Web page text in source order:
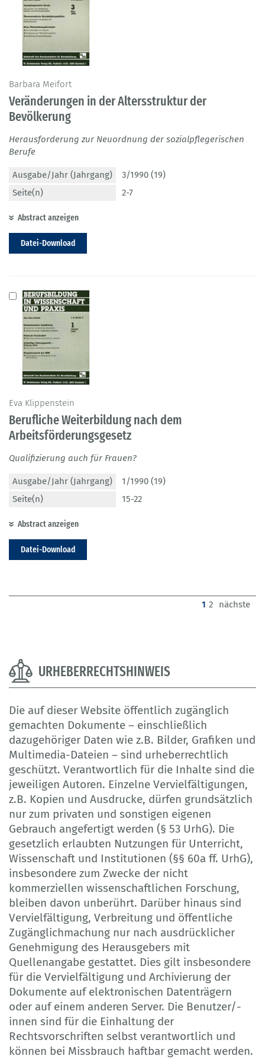
Barbara Meifort
Veränderungen in der Altersstruktur der
Bevölkerung
Herausforderung zur Neuordnung der sozialpflegerischen
Berufe
Ausgabe/Jahr (Jahrgang)
3/1990 (19)
Seite(n)
2-7
Abstract anzeigen
Datei-Download
Eva Klippenstein
Berufliche Weiterbildung nach dem
Arbeitsförderungsgesetz
Qualifizierung auch für Frauen?
Ausgabe/Jahr (Jahrgang)
1/1990 (19)
Seite(n)
15-22
Abstract anzeigen
Datei-Download
1 (current)
2 nächste
URHEBERRECHTSHINWEIS
Die auf dieser Website öffentlich zugänglich
gemachten Dokumente – einschließlich
dazugehöriger Daten wie z.B. Bilder, Grafiken und
Multimedia-Dateien – sind urheberrechtlich
geschützt. Verantwortlich für die Inhalte sind die
jeweiligen Autoren. Einzelne Vervielfältigungen,
z.B. Kopien und Ausdrucke, dürfen grundsätzlich
nur zum privaten und sonstigen eigenen
Gebrauch angefertigt werden (§ 53 UrhG). Die
gesetzlich erlaubten Nutzungen für Unterricht,
Wissenschaft und Institutionen (§§ 60a ff. UrhG),
insbesondere zum Zwecke der nicht
kommerziellen wissenschaftlichen Forschung,
bleiben davon unberührt. Darüber hinaus sind
Vervielfältigung, Verbreitung und öffentliche
Zugänglichmachung nur nach ausdrücklicher
Genehmigung des Herausgebers mit
Quellenangabe gestattet. Dies gilt insbesondere
für die Vervielfältigung und Archivierung der
Dokumente auf elektronischen Datenträgern
oder auf einem anderen Server. Die Benutzer/-
innen sind für die Einhaltung der
Rechtsvorschriften selbst verantwortlich und
können bei Missbrauch haftbar gemacht werden.